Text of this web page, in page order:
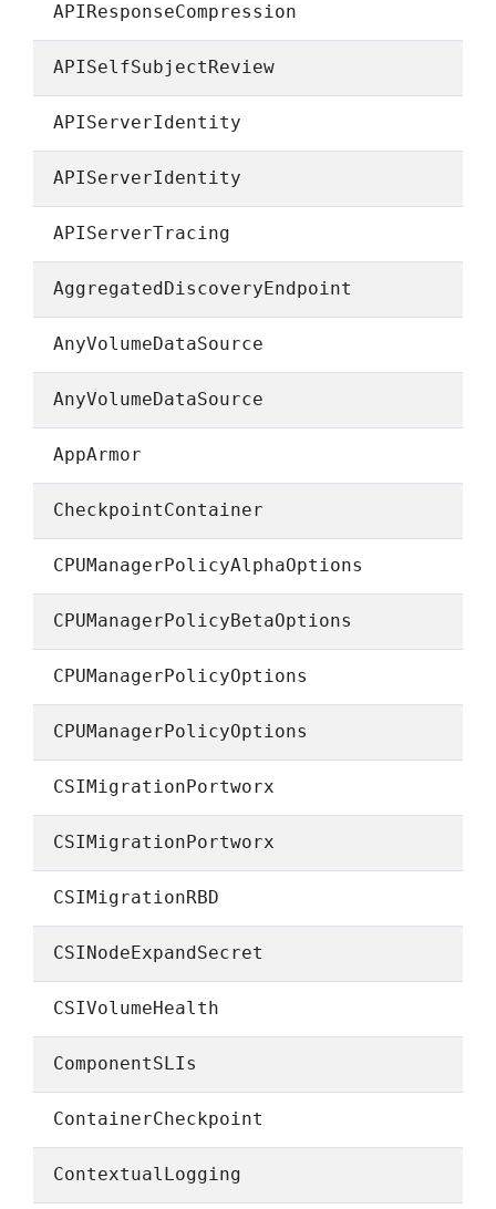
APIResponseCompression
APISelfSubjectReview
APIServerIdentity
APIServerIdentity
APIServerTracing
AggregatedDiscoveryEndpoint
AnyVolumeDataSource
AnyVolumeDataSource
AppArmor
CheckpointContainer
CPUManagerPolicyAlphaOptions
CPUManagerPolicyBetaOptions
CPUManagerPolicyOptions
CPUManagerPolicyOptions
CSIMigrationPortworx
CSIMigrationPortworx
CSIMigrationRBD
CSINodeExpandSecret
CSIVolumeHealth
ComponentSLIs
ContainerCheckpoint
ContextualLogging